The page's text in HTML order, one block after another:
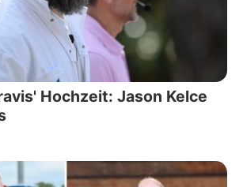
Hochzeit: Jason Kelce